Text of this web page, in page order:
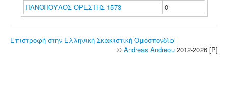
ΠΑΝΟΠΟΥΛΟΣ ΟΡΕΣΤΗΣ 1573
0
Επιστροφή στην Ελληνική Σκακιστική Ομοσπονδία
© Andreas Andreou 2012-2026 [P]